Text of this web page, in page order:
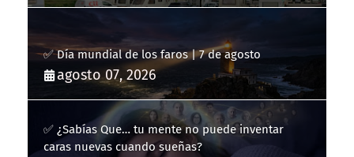
✅ Día mundial de los faros | 7 de agosto
agosto 07, 2026
✅ ¿Sabías Que… tu mente no puede inventar
caras nuevas cuando sueñas?